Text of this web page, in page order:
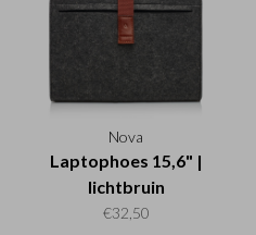
Nova
Laptophoes 15,6" |
lichtbruin
€32,50